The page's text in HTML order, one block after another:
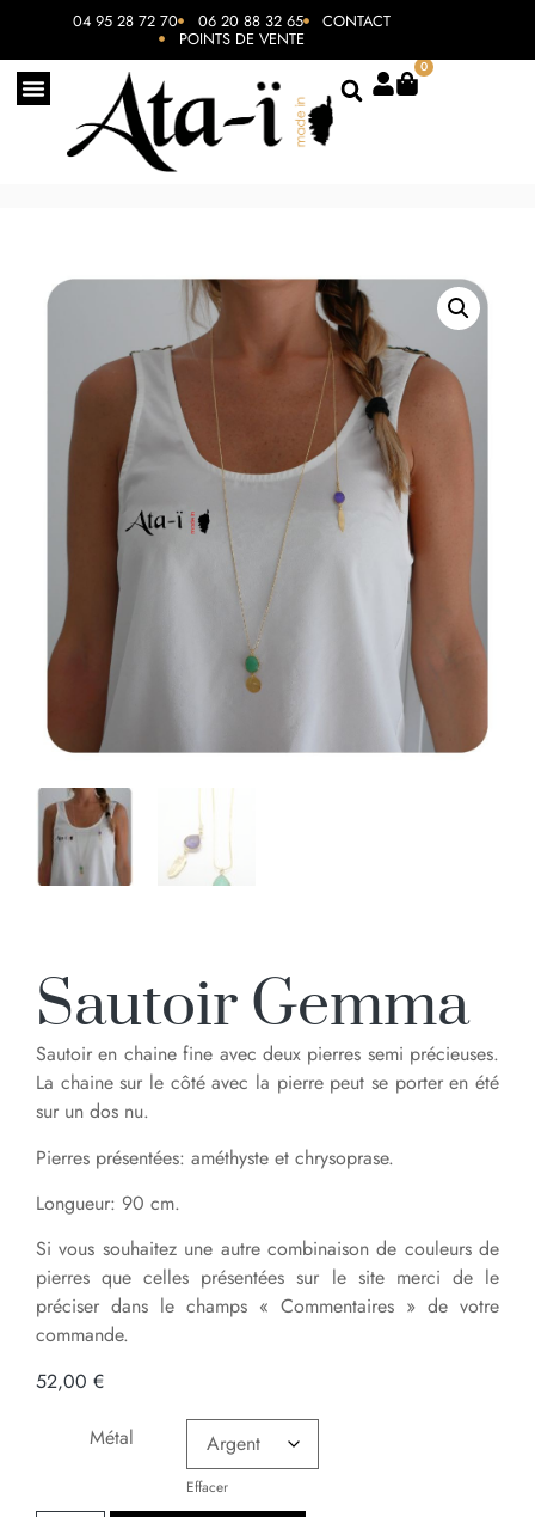
04 95 28 72 70 06 20 88 32 65 CONTACT
POINTS DE VENTE
0
Sautoir Gemma
Sautoir en chaine fine avec deux pierres semi précieuses.
La chaine sur le côté avec la pierre peut se porter en été
sur un dos nu.
Pierres présentées: améthyste et chrysoprase.
Longueur: 90 cm.
Si vous souhaitez une autre combinaison de couleurs de
pierres que celles présentées sur le site merci de le
préciser dans le champs « Commentaires » de votre
commande.
52,00 €
Métal
Effacer